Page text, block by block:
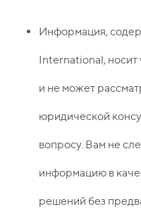
Информация,
International, носит
и не может
юридической
вопросу. Вам не
информацию в
решений без